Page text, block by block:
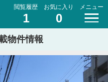
閲覧履歴
1
お気に入り
0
メニュー
物件情報